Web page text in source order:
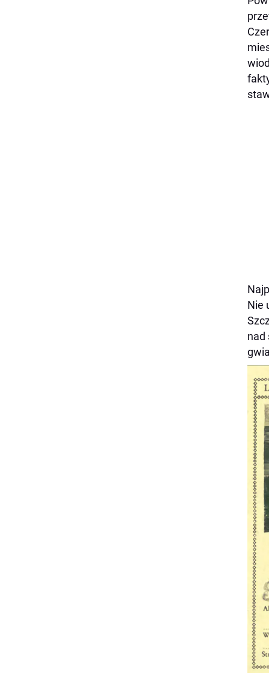
Nie
nad